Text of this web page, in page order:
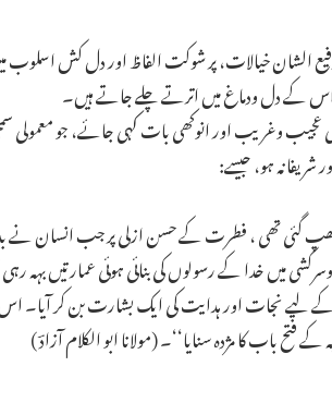
الشان خیالات، پر شوکت الفاظ اور دل کش
اس کے دل ودماغ میں اترتے چلے جاتے ہیں۔
عجیب وغریب اور انوکھی بات کہی جائے، جو معمولی
شریفانہ ہو، جیسے:
گئی تھی ، فطرت کے حسن ازلی پر جب انسان
میں خدا کے رسولوں کی بنائی ہوئی عمارتیں بہہ رہی
لیے نجات اور ہدایت کی ایک بشارت بن کر آیا۔
فتح باب کا مژدہ سنایا‘‘۔ (مولانا ابو الکلام آزادؔ )